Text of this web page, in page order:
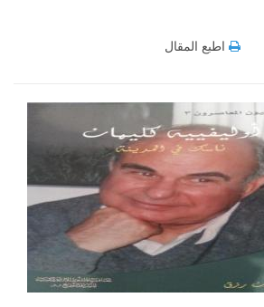
اطبع المقال